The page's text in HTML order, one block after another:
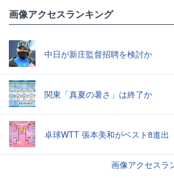
画像アクセスランキング
中日が新庄監督招聘を検討か
関東「真夏の暑さ」は終了か
卓球WTT 張本美和がベスト8進出
画像アクセスラ